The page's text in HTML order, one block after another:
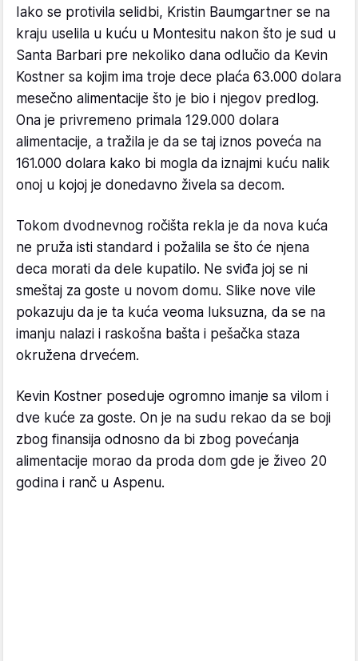
Iako se protivila selidbi, Kristin Baumgartner se na
kraju uselila u kuću u Montesitu nakon što je sud u
Santa Barbari pre nekoliko dana odlučio da Kevin
Kostner sa kojim ima troje dece plaća 63.000 dolara
mesečno alimentacije što je bio i njegov predlog.
Ona je privremeno primala 129.000 dolara
alimentacije, a tražila je da se taj iznos poveća na
161.000 dolara kako bi mogla da iznajmi kuću nalik
onoj u kojoj je donedavno živela sa decom.
Tokom dvodnevnog ročišta rekla je da nova kuća
ne pruža isti standard i požalila se što će njena
deca morati da dele kupatilo. Ne sviđa joj se ni
smeštaj za goste u novom domu. Slike nove vile
pokazuju da je ta kuća veoma luksuzna, da se na
imanju nalazi i raskošna bašta i pešačka staza
okružena drvećem.
Kevin Kostner poseduje ogromno imanje sa vilom i
dve kuće za goste. On je na sudu rekao da se boji
zbog finansija odnosno da bi zbog povećanja
alimentacije morao da proda dom gde je živeo 20
godina i ranč u Aspenu.